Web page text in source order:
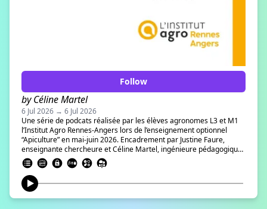
Follow
by Céline Martel
6 Jul 2026 → 6 Jul 2026
Une série de podcats réalisée par les élèves agronomes L3 et M1
l’Institut Agro Rennes-Angers lors de l’enseignement optionnel
“Apiculture” en mai-juin 2026. Encadrement par Justine Faure,
enseignante chercheure et Céline Martel, ingénieure pédagogique.
Les étudiant·es AKOUBRI Sarah, BEAUD Mathilde, BOCCACCIO
Emma, BOURGARD Mathilde, BOURGASSER Noa, CASTANIER
Salomé, DELATTRE Eloïse, GAULON—GARCIA Joan, GOUIN Chloé,
GUILLAUME Augustin, HANSEN Julie, JOUVE Maxence, KIESER
Morgann, KOEHRLEN Justine, LAMBELIN Elise, LAUREC Annette,